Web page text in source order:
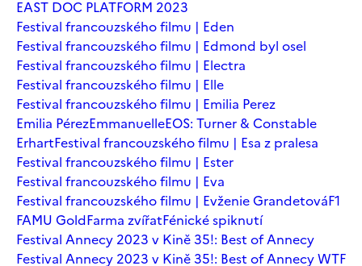
EAST DOC PLATFORM 2023
Festival francouzského filmu | Eden
Festival francouzského filmu | Edmond byl osel
Festival francouzského filmu | Electra
Festival francouzského filmu | Elle
Festival francouzského filmu | Emilia Perez
Emilia PérezEmmanuelleEOS: Turner & Constable
ErhartFestival francouzského filmu | Esa z pralesa
Festival francouzského filmu | Ester
Festival francouzského filmu | Eva
Festival francouzského filmu | Evženie GrandetováF1
FAMU GoldFarma zvířatFénické spiknutí
Festival Annecy 2023 v Kině 35!: Best of Annecy
Festival Annecy 2023 v Kině 35!: Best of Annecy WTF